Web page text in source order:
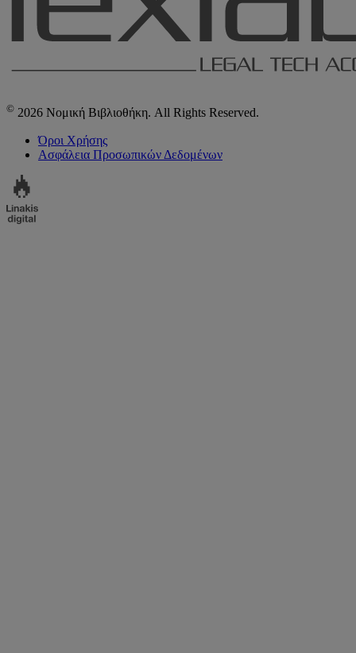
© 2026 Νομική Βιβλιοθήκη. All Rights Reserved.
Όροι Χρήσης
Ασφάλεια Προσωπικών Δεδομένων